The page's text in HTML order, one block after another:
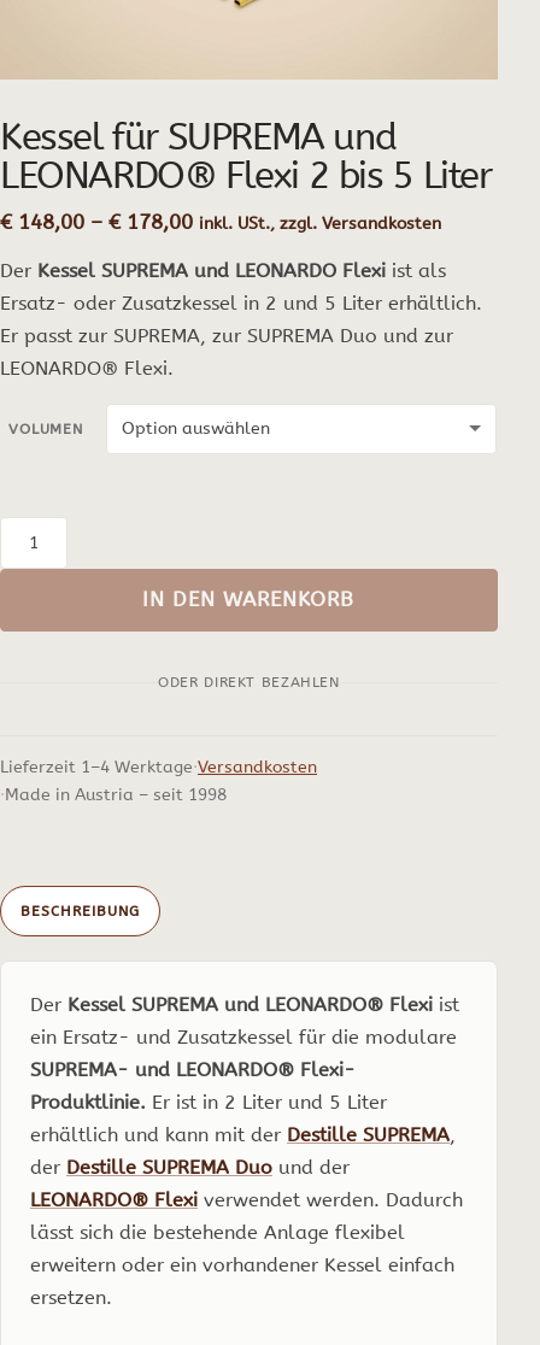
Kessel für SUPREMA und
LEONARDO® Flexi 2 bis 5 Liter
€148,00 – €178,00Preisspanne:
bis
€ 178,00
inkl. USt., zzgl. Versandkosten
Der Kessel SUPREMA und LEONARDO Flexi ist als
Ersatz- oder Zusatzkessel in 2 und 5 Liter erhältlich.
Er passt zur SUPREMA, zur SUPREMA Duo und zur
LEONARDO® Flexi.
VOLUMEN
SUPREMA
bis
Menge
IN DEN WARENKORB
ODER DIREKT BEZAHLEN
Lieferzeit 1–4 Werktage Versandkosten
Made in Austria – seit 1998
BESCHREIBUNG
Der Kessel SUPREMA und LEONARDO® Flexi ist
ein Ersatz- und Zusatzkessel für die modulare
SUPREMA- und LEONARDO® Flexi-
Produktlinie. Er ist in 2 Liter und 5 Liter
erhältlich und kann mit der Destille SUPREMA
der Destille SUPREMA Duo und der
LEONARDO® Flexi verwendet werden. Dadurch
lässt sich die bestehende Anlage flexibel
erweitern oder ein vorhandener Kessel einfach
ersetzen.